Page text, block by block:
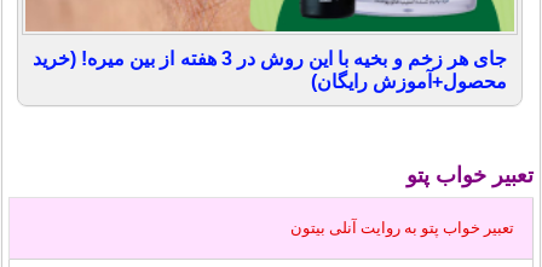
جای هر زخم و بخیه با این روش در 3 هفته از بین میره! (خرید
محصول+آموزش رایگان)
تعبیر خوابپتو
تعبير خواب پتو به روايت آنلی بیتون